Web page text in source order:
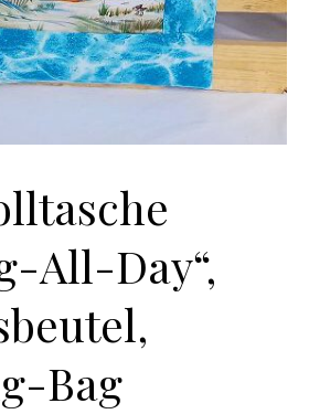
All-Day“,
Bag